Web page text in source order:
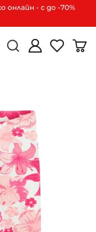
онлайн - с до -70%